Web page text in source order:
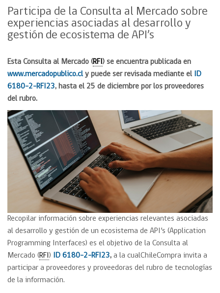
Participa de la Consulta al Mercado sobre
experiencias asociadas al desarrollo y
gestión de ecosistema de API’s
Esta Consulta al Mercado (RFI ) se encuentra publicada en
www.mercadopublico.cly puede ser revisada mediante el ID
6180-2-RFI23, hasta el 25 de diciembre por los proveedores
del rubro.
Recopilar información sobre experiencias relevantes asociadas
al desarrollo y gestión de un ecosistema de API’s (Application
Programming Interfaces) es el objetivo de la Consulta al
Mercado (RFI ) ID 6180-2-RFI23, a la cualChileCompra invita a
participar a proveedores y proveedoras del rubro de tecnologías
de la información.